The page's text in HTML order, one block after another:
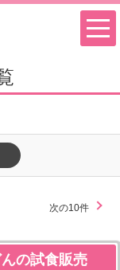
次の10件
の試食販売